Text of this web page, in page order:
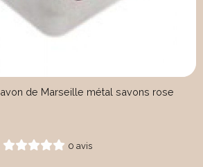
de Marseille métal savons rose
0 avis